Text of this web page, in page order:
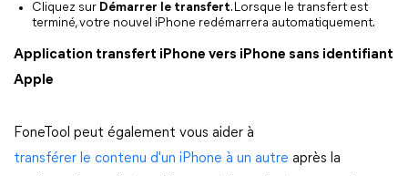
Cliquez sur Démarrer le transfert. Lorsque le transfert est
terminé, votre nouvel iPhone redémarrera automatiquement.
Application transfert iPhone vers iPhone sans identifiant
Apple
FoneTool peut également vous aider à
transférer le contenu d'un iPhone à un autre après la